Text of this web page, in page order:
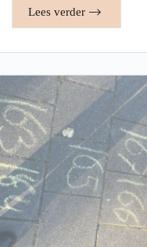
Lees verder